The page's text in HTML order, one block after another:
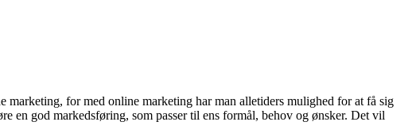
for med online marketing har man alletiders mulighed for at få sig
en god markedsføring, som passer til ens formål, behov og ønsker. Det vil